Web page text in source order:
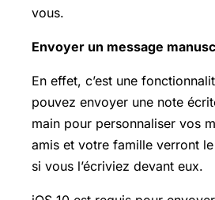
vous.
Envoyer un message
En effet, c’est une
pouvez envoyer une note
main pour personnaliser vos
amis et votre famille verront
si vous l’écriviez devant eux.